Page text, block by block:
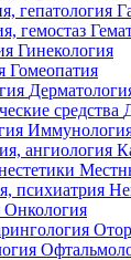
Гинекология
Гомеопатия
Онкология